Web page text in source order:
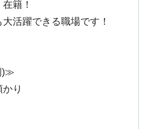
籍！
活躍できる職場です！
)≫
り